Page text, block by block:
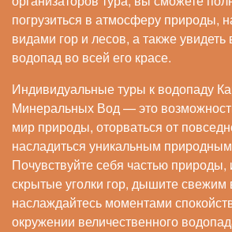
погрузиться в атмосферу природы,
видами гор и лесов, а также
водопад во всей его красе.
Индивидуальные туры к водопаду
Минеральных Вод — это
мир природы, оторваться от
насладиться уникальным
Почувствуйте себя частью природы,
скрытые уголки гор, дышите свежим
наслаждайтесь моментами
окружении величественного